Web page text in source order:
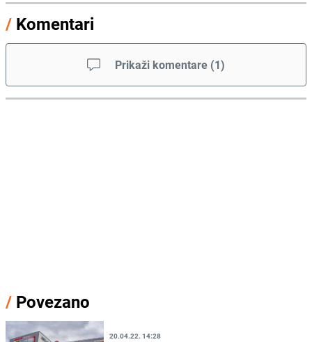
/ Komentari
Prikaži komentare (1)
/ Povezano
20.04.22. 14:28